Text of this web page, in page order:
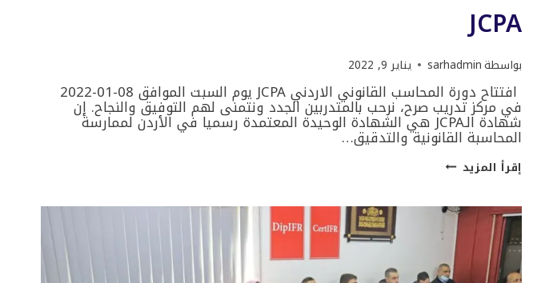
JCPA
بواسطةsarhadmin يناير 9, 2022
افتتاح دورة المحاسب القانوني الاردني JCPA يوم السبت الموافق 08-01-2022
في مركز تدريب صرح، نرحب بالمتدربين الجدد ونتمنى لهم التوفيق والنجاح. إن
شهادة الـJCPA هي الشهادة الوحيدة المعتمدة رسميا في الأردن لممارسة
المحاسبة القانونية والتدقيق…
إقرأ المزيد افتتاح
دورة
الاردني
JCPA